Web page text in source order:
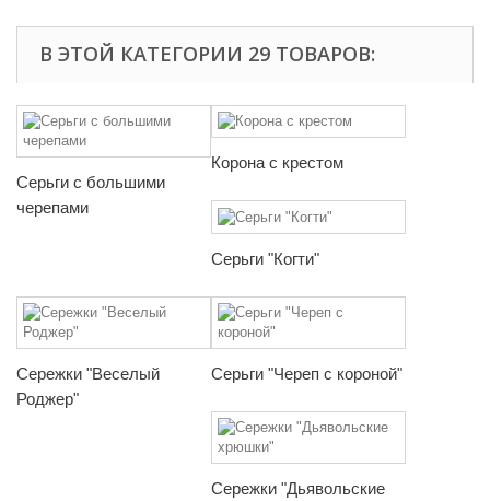
В ЭТОЙ КАТЕГОРИИ 29 ТОВАРОВ:
Серьги с большими
черепами
Корона с крестом
Серьги "Когти"
Сережки "Веселый
Роджер"
Серьги "Череп с короной"
Сережки "Дьявольские